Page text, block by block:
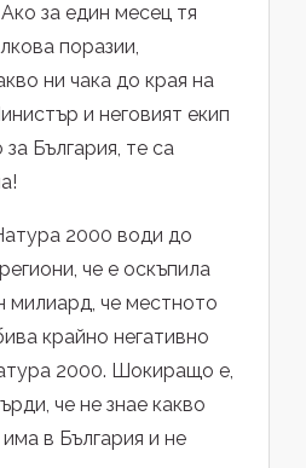
за един месец тя
поразии,
ни чака до края на
и неговият екип
България, те са
2000 води до
че е оскъпила
милиард, че местното
крайно негативно
2000. Шокиращо е,
че не знае какво
в България и не